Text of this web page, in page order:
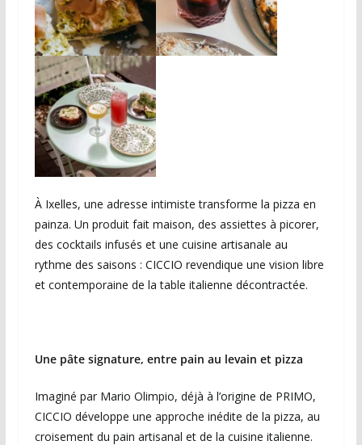
À Ixelles, une adresse intimiste transforme la pizza en
painza. Un produit fait maison, des assiettes à picorer,
des cocktails infusés et une cuisine artisanale au
rythme des saisons : CICCIO revendique une vision libre
et contemporaine de la table italienne décontractée.
Une pâte signature, entre pain au levain et pizza
Imaginé par Mario Olimpio, déjà à l’origine de PRIMO,
CICCIO développe une approche inédite de la pizza, au
croisement du pain artisanal et de la cuisine italienne.